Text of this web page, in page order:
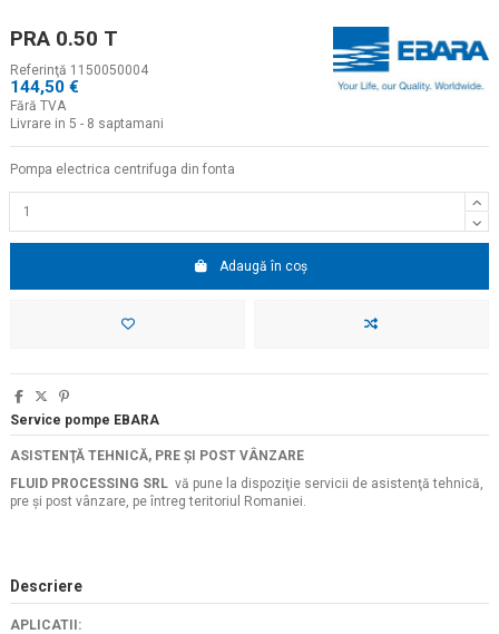
PRA 0.50 T
Referinţă 1150050004
144,50 €
Fără TVA
Livrare in 5 - 8 saptamani
Pompa electrica centrifuga din fonta
Adaugă în coș
Service pompe EBARA
ASISTENŢĂ TEHNICĂ, PRE ŞI POST VÂNZARE
FLUID PROCESSING SRL vă pune la dispoziţie servicii de asistenţă tehnică,
pre şi post vânzare, pe întreg teritoriul Romaniei.
Descriere
APLICATII: